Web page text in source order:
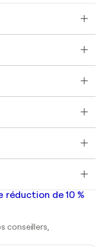
réduction de 10 %
conseillers,